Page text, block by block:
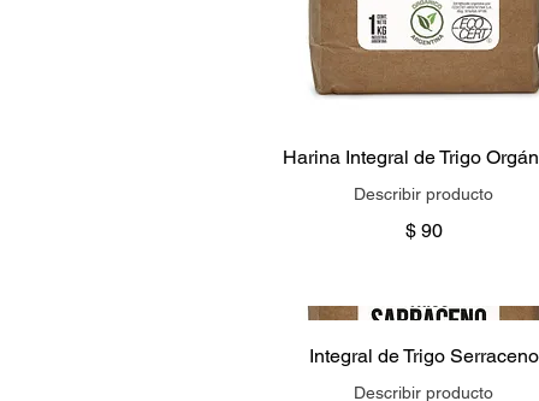
Harina Integral de Trigo
Describir producto
$ 90
Integral de Trigo Serraceno
Describir producto